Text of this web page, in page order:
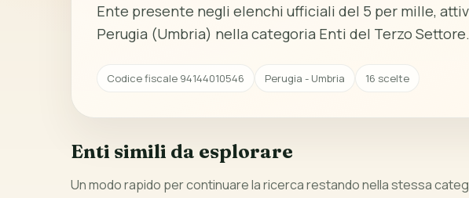
Ente presente negli elenchi ufficiali del 5 per mille,
Perugia (Umbria) nella categoria Enti del Terzo Settore.
Codice fiscale 94144010546 Perugia - Umbria 16 scelte
Enti simili da esplorare
Un modo rapido per continuare la ricerca restando nella stessa